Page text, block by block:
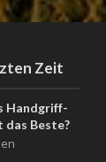
Zeit
Handgriff-
Beste?